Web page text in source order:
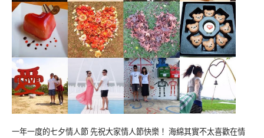
一年一度的七夕情人節 先祝大家情人節快樂！ 海綿其實不太喜歡在情